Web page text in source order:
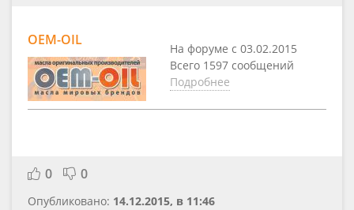
OEM-OIL
На форуме с 03.02.2015
Всего 1597 сообщений
Подробнее
0 0
Опубликовано: 14.12.2015, в 11:46